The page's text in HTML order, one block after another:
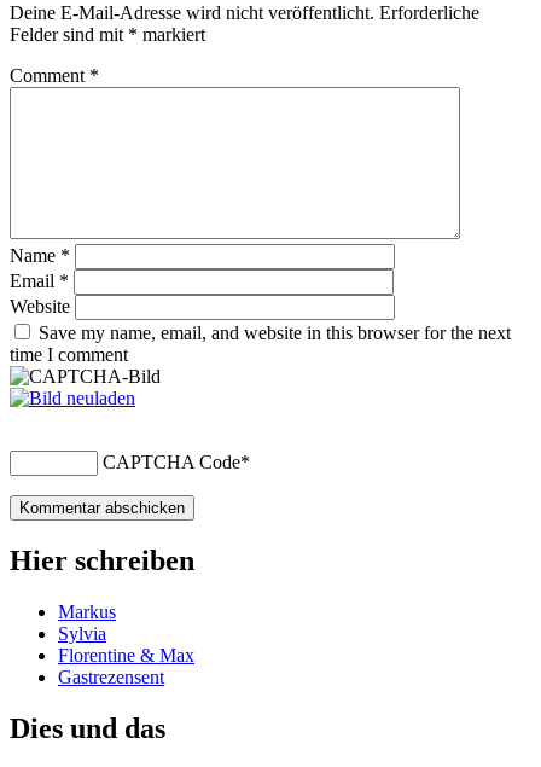
Deine E-Mail-Adresse wird nicht veröffentlicht. Erforderliche
Felder sind mit * markiert
Comment *
Name *
Email *
Website
Save my name, email, and website in this browser for the next
time I comment
CAPTCHA Code*
Hier schreiben
Markus
Sylvia
Florentine & Max
Gastrezensent
Dies und das